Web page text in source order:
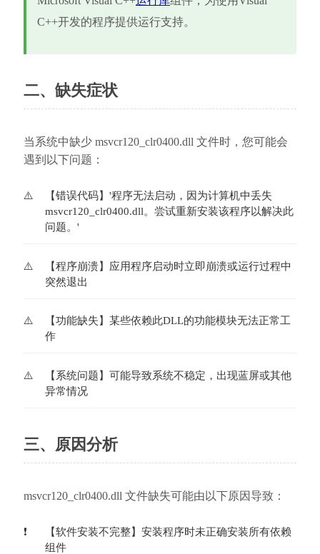
C++开发的程序提供运行支持。
二、缺失症状
当系统中缺少 msvcr120_clr0400.dll 文件时，您可能会
遇到以下问题：
【错误代码】'程序无法启动，因为计算机中丢失
msvcr120_clr0400.dll。尝试重新安装该程序以解决此
问题。'
【程序崩溃】应用程序启动时立即崩溃或运行过程中
突然退出
【功能缺失】某些依赖此DLL的功能模块无法正常工
作
【系统问题】可能导致系统不稳定，出现蓝屏或其他
异常情况
三、原因分析
msvcr120_clr0400.dll 文件缺失可能由以下原因导致：
【软件安装不完整】安装程序时未正确安装所有依赖
组件